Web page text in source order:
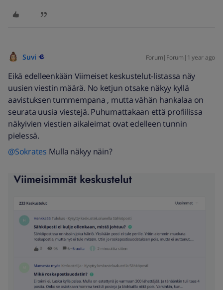
Suvi Forum|Forum|1 year ago
Eikä edelleenkään Viimeiset keskustelut-listassa näy
uusien viestin määrä. No ketjun otsake näkyy kyllä
aavistuksen tummempana , mutta vähän hankalaa on
seurata uusia viestejä. Puhumattakaan että profiilissa
näkyivien viestien aikaleimat ovat edelleen tunnin
pielessä.
@Sokrates Mulla näkyy näin?